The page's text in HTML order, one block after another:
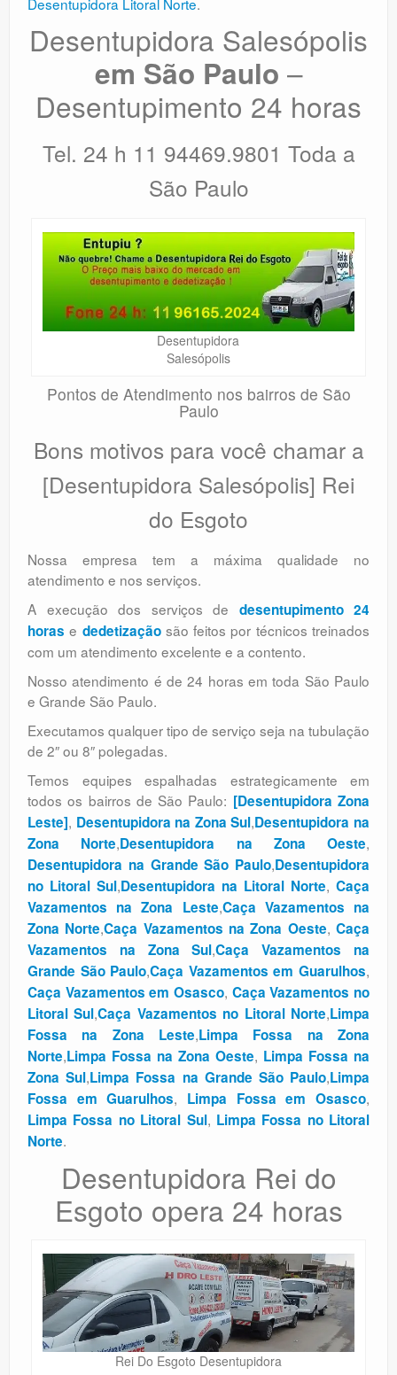
Desentupidora Salesópolis
em São Paulo –
Desentupimento 24 horas
Tel. 24 h 11 94469.9801 Toda a
São Paulo
Desentupidora
Salesópolis
Pontos de Atendimento nos bairros de São
Paulo
Bons motivos para você chamar a
[Desentupidora Salesópolis] Rei
do Esgoto
Nossa empresa tem a máxima qualidade no
atendimento e nos serviços.
A execução dos serviços de desentupimento 24
horas e dedetizaçãosão feitos por técnicos treinados
com um atendimento excelente e a contento.
Nosso atendimento é de 24 horas em toda São Paulo
e Grande São Paulo.
Executamos qualquer tipo de serviço seja na tubulação
de 2″ ou 8″ polegadas.
Temos equipes espalhadas estrategicamente em
todos os bairros de São Paulo: [Desentupidora Zona
Leste], Desentupidora na Zona Sul,Desentupidora na
Zona Norte,Desentupidora na Zona Oeste,
Desentupidora na Grande São Paulo,Desentupidora
no Litoral Sul,Desentupidora na Litoral Norte, Caça
Vazamentos na Zona Leste,Caça Vazamentos na
Zona Norte,Caça Vazamentos na Zona Oeste,Caça
Vazamentos na Zona Sul,Caça Vazamentos na
Grande São Paulo,Caça Vazamentos em Guarulhos,
Caça Vazamentos em Osasco, Caça Vazamentos no
Litoral Sul,Caça Vazamentos no Litoral Norte,Limpa
Fossa na Zona Leste,Limpa Fossa na Zona
Norte,Limpa Fossa na Zona Oeste, Limpa Fossa na
Zona Sul,Limpa Fossa na Grande São Paulo,Limpa
Fossa em Guarulhos, Limpa Fossa em Osasco,
Limpa Fossa no Litoral Sul, Limpa Fossa no Litoral
Norte.
Desentupidora Rei do
Esgoto opera 24 horas
Rei Do Esgoto Desentupidora